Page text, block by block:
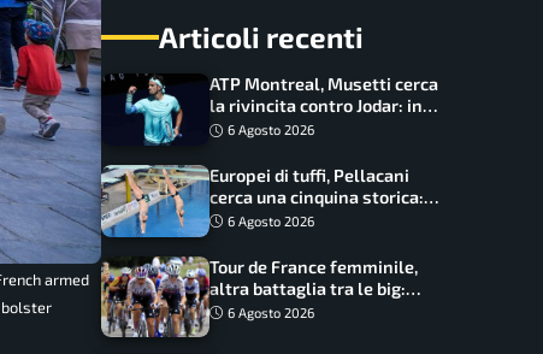
armed
bolster
Articoli recenti
ATP Montreal, Musetti cerca
la rivincita contro Jodar: in
palio gli ottavi
6 Agosto 2026
Europei di tuffi, Pellacani
cerca una cinquina storica:
Conte e Wang sfidano la
6 Agosto 2026
Tour de France femminile,
altra battaglia tra le big:
Longo Borghini sogna il
colpo
6 Agosto 2026